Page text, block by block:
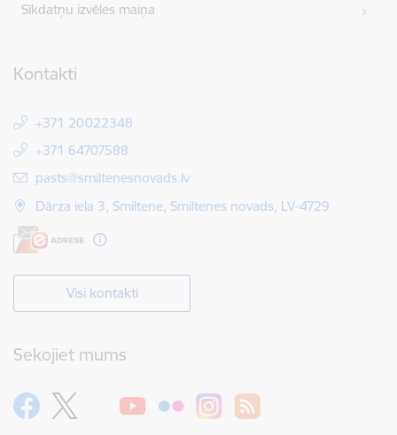
Sīkdatņu izvēles maiņa
Kontakti
+371 20022348
+371 64707588
E-pasts:
pasts@smiltenesnovads.lv
Dārza iela 3, Smiltene, Smiltenes novads, LV-4729
Visi kontakti
Sekojiet mums